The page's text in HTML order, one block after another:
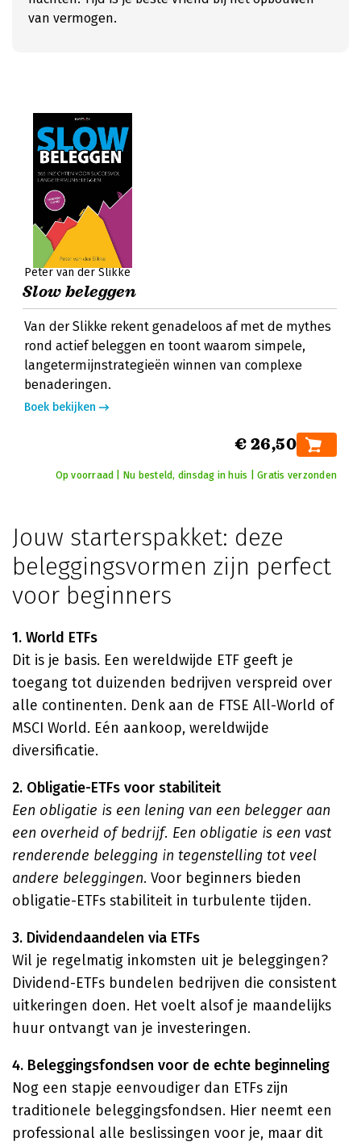
van vermogen.
Peter van der Slikke
Slow beleggen
Van der Slikke rekent genadeloos af met de mythes
rond actief beleggen en toont waarom simpele,
langetermijnstrategieën winnen van complexe
benaderingen.
Boek bekijken
€ 26,50
Op voorraad | Nu besteld, dinsdag in huis | Gratis verzonden
Jouw starterspakket: deze
beleggingsvormen zijn perfect
voor beginners
1. World ETFs
Dit is je basis. Een wereldwijde ETF geeft je
toegang tot duizenden bedrijven verspreid over
alle continenten. Denk aan de FTSE All-World of
MSCI World. Eén aankoop, wereldwijde
diversificatie.
2. Obligatie-ETFs voor stabiliteit
Een obligatie is een lening van een belegger aan
een overheid of bedrijf. Een obligatie is een vast
renderende belegging in tegenstelling tot veel
andere beleggingen. Voor beginners bieden
obligatie-ETFs stabiliteit in turbulente tijden.
3. Dividendaandelen via ETFs
Wil je regelmatig inkomsten uit je beleggingen?
Dividend-ETFs bundelen bedrijven die consistent
uitkeringen doen. Het voelt alsof je maandelijks
huur ontvangt van je investeringen.
4. Beleggingsfondsen voor de echte beginneling
Nog een stapje eenvoudiger dan ETFs zijn
traditionele beleggingsfondsen. Hier neemt een
professional alle beslissingen voor je, maar dit